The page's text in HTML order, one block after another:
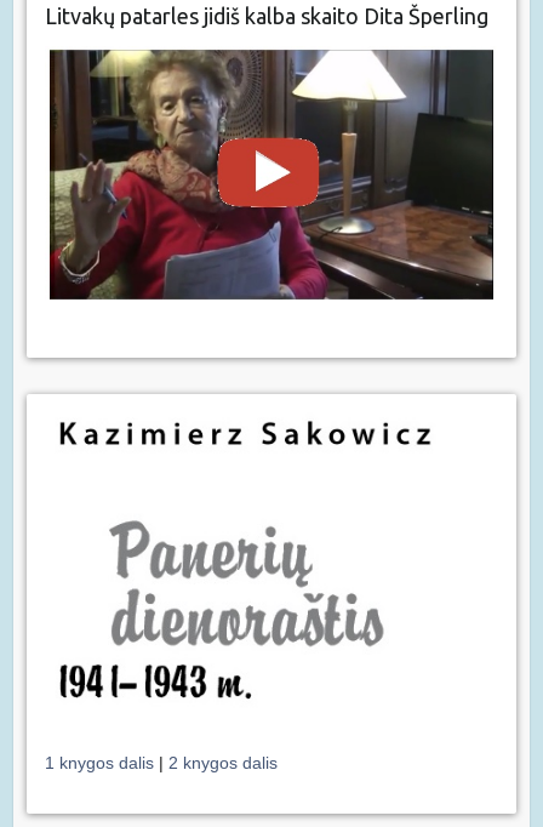
Litvakų patarles jidiš kalba skaito Dita Šperling
1 knygos dalis | 2 knygos dalis